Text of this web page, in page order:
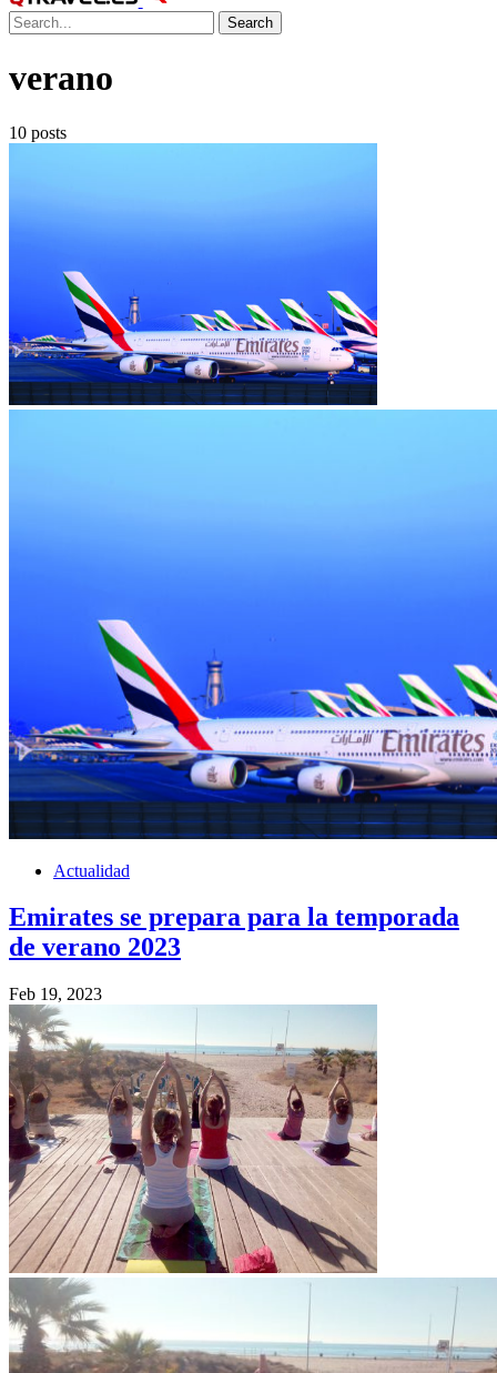
Search
verano
10 posts
Actualidad
Emirates se prepara para la temporada
de verano 2023
Feb 19, 2023